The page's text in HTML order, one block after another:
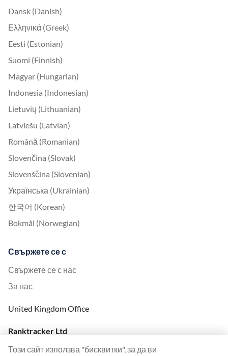
Dansk (Danish)
Ελληνικά (Greek)
Eesti (Estonian)
Suomi (Finnish)
Magyar (Hungarian)
Indonesia (Indonesian)
Lietuvių (Lithuanian)
Latviešu (Latvian)
Română (Romanian)
Slovenčina (Slovak)
Slovenščina (Slovenian)
Українська (Ukrainian)
한국어 (Korean)
Bokmål (Norwegian)
Свържете се с
Свържете се с нас
За нас
United Kingdom Office
Ranktracker Ltd
Този сайт използва "бисквитки", за да ви